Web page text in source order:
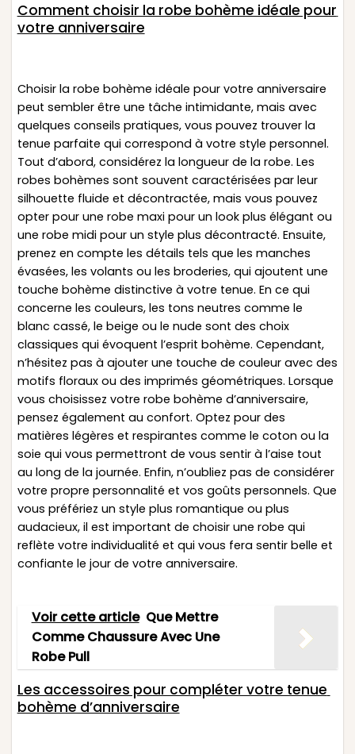
Comment choisir la robe bohème idéale pour
votre anniversaire
Choisir la robe bohème idéale pour votre anniversaire
peut sembler être une tâche intimidante, mais avec
quelques conseils pratiques, vous pouvez trouver la
tenue parfaite qui correspond à votre style personnel.
Tout d’abord, considérez la longueur de la robe. Les
robes bohèmes sont souvent caractérisées par leur
silhouette fluide et décontractée, mais vous pouvez
opter pour une robe maxi pour un look plus élégant ou
une robe midi pour un style plus décontracté. Ensuite,
prenez en compte les détails tels que les manches
évasées, les volants ou les broderies, qui ajoutent une
touche bohème distinctive à votre tenue. En ce qui
concerne les couleurs, les tons neutres comme le
blanc cassé, le beige ou le nude sont des choix
classiques qui évoquent l’esprit bohème. Cependant,
n’hésitez pas à ajouter une touche de couleur avec des
motifs floraux ou des imprimés géométriques. Lorsque
vous choisissez votre robe bohème d’anniversaire,
pensez également au confort. Optez pour des
matières légères et respirantes comme le coton ou la
soie qui vous permettront de vous sentir à l’aise tout
au long de la journée. Enfin, n’oubliez pas de considérer
votre propre personnalité et vos goûts personnels. Que
vous préfériez un style plus romantique ou plus
audacieux, il est important de choisir une robe qui
reflète votre individualité et qui vous fera sentir belle et
confiante le jour de votre anniversaire.
Voir cette article Que Mettre
Comme Chaussure Avec Une
Robe Pull
Les accessoires pour compléter votre tenue
bohème d’anniversaire